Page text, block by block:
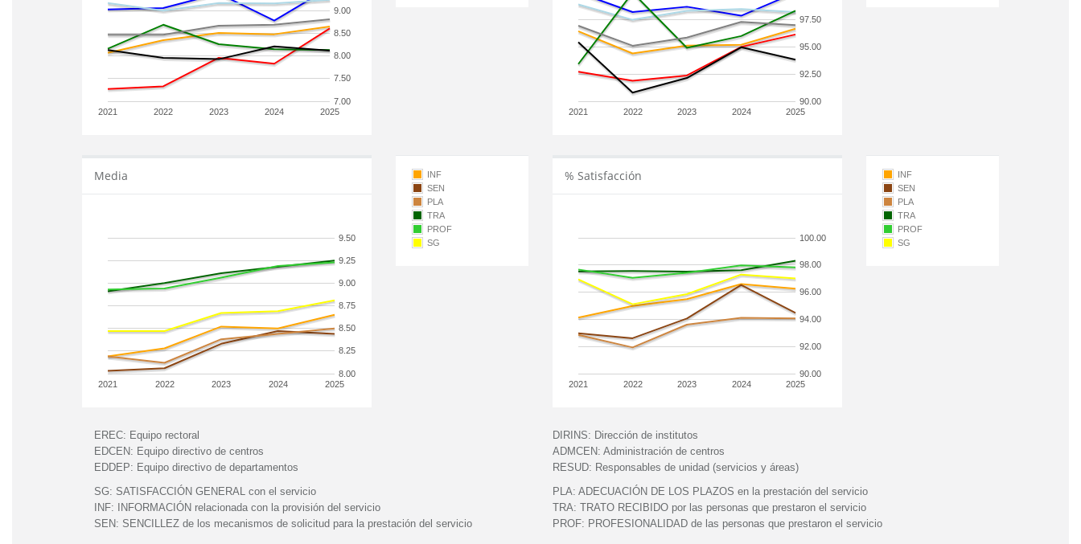
2021 2022 2023 2024 2025
7.00
7.50
8.00
8.50
9.00
2021 2022 2023 2024 2025
90.00
92.50
95.00
97.50
Media
2021 2022 2023 2024 2025
8.00
8.25
8.50
8.75
9.00
9.25
9.50
INF
SEN
PLA
TRA
PROF
SG
% Satisfacción
2021 2022 2023 2024 2025
90.00
92.00
94.00
96.00
98.00
100.00
INF
SEN
PLA
TRA
PROF
SG
EREC: Equipo rectoral
EDCEN: Equipo directivo de centros
EDDEP: Equipo directivo de departamentos
DIRINS: Dirección de institutos
ADMCEN: Administración de centros
RESUD: Responsables de unidad (servicios y áreas)
SG: SATISFACCIÓN GENERAL con el servicio
INF:
INFORMACIÓN relacionada con la provisión del servicio
SEN: SENCILLEZ de los mecanismos de solicitud para la prestación del servicio
PLA: ADECUACIÓN DE LOS PLAZOS en la prestación del servicio
TRA: TRATO RECIBIDO por las personas que prestaron el servicio
PROF: PROFESIONALIDAD de las personas que prestaron el servicio